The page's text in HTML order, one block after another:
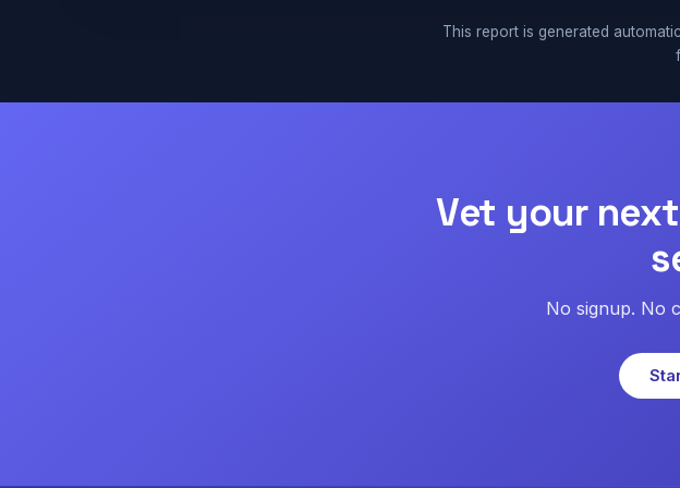
This report is generated
Vet your
No signup. No